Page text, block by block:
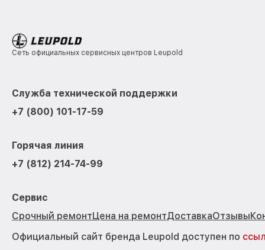
Сеть официальных сервисных центров Leupold
Служба технической поддержки
+7 (800) 101-17-59
Горячая линия
+7 (812) 214-74-99
Сервис
Срочный ремонтЦена на ремонтДоставкаОтзывы
Официальный сайт бренда Leupold доступен по